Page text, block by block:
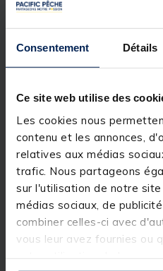
Consentement Détails
Ce site web utilise des
Les cookies nous
contenu et les annonces,
relatives aux médias
trafic. Nous partageons
sur l'utilisation de notre
médias sociaux, de
combiner celles-ci avec
vous leur avez fournies ou
Le design nordique remis
look classique moderne.
manche marron avec une
Cette lame effilée
manche ( full tang ) pour
Étui assorti en cuir
fermeture par pression.
Détails
Caractéristiques :
Avec étui
Poids : 100g
Longueur lame : 15cm